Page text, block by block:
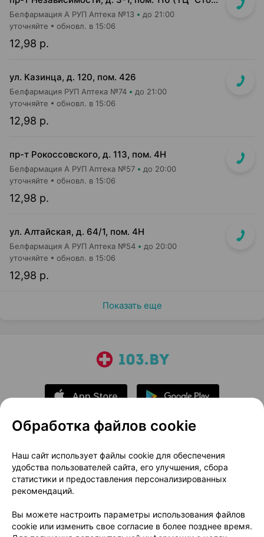
Белфармация А РУП Аптека №13 до 21:00
12,98 р.
уточняйте обновл. в 15:06
ул. Казинца, д. 120, пом. 426
Белфармация РУП Аптека №74 до 21:00
12,98 р.
уточняйте обновл. в 15:06
пр-т Рокоссовского, д. 113, пом. 4Н
Белфармация А РУП Аптека №57 до 20:00
12,98 р.
уточняйте обновл. в 15:06
ул. Алтайская, д. 64/1, пом. 4Н
Белфармация А РУП Аптека №54 до 20:00
12,98 р.
уточняйте обновл. в 15:06
Показать еще
О проекте
Новости проекта
Размещение рекламы
Медицинский маркетинг
Публичный договор
Доставка
Способы оплаты
Вакансии
Партнеры
Обработка файлов cookie
Наш сайт использует файлы cookie для обеспечения
удобства пользователей сайта, его улучшения, сбора
статистики и предоставления персонализированных
рекомендаций.
Вы можете настроить параметры использования файлов
cookie или изменить свое согласие в более позднее время.